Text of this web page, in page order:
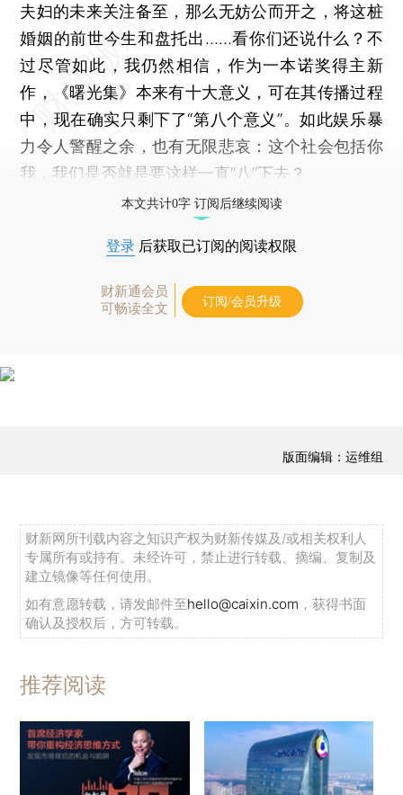
夫妇的未来关注备至，那么无妨公而开之，将这桩
婚姻的前世今生和盘托出……看你们还说什么？不
过尽管如此，我仍然相信，作为一本诺奖得主新
作，《曙光集》本来有十大意义，可在其传播过程
中，现在确实只剩下了“第八个意义”。如此娱乐暴
力令人警醒之余，也有无限悲哀：这个社会包括你
我，我们是否就是要这样一直“八”下去？
本文共计0字 订阅后继续阅读
登录 后获取已订阅的阅读权限
财新通会员
可畅读全文
订阅/会员升级
版面编辑：运维组
财新网所刊载内容之知识产权为财新传媒及/或相关权利人
专属所有或持有。未经许可，禁止进行转载、摘编、复制及
建立镜像等任何使用。
如有意愿转载，请发邮件至hello@caixin.com ，获得书面
确认及授权后，方可转载。
推荐阅读